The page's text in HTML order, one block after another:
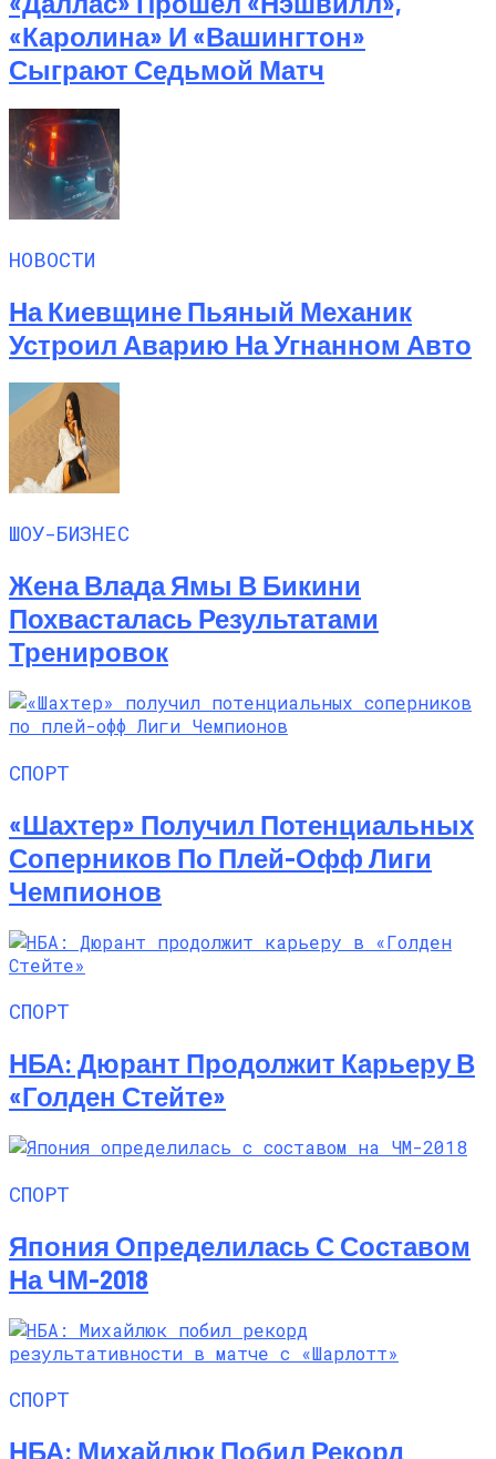
«Каролина» И «Вашингтон»
Сыграют Седьмой Матч
НОВОСТИ
На Киевщине Пьяный Механик
Устроил Аварию На Угнанном Авто
ШОУ-БИЗНЕС
Жена Влада Ямы В Бикини
Похвасталась Результатами
Тренировок
СПОРТ
«Шахтер» Получил Потенциальных
Соперников По Плей-Офф Лиги
Чемпионов
СПОРТ
НБА: Дюрант Продолжит Карьеру В
«Голден Стейте»
СПОРТ
Япония Определилась С Составом
На ЧМ-2018
СПОРТ
НБА: Михайлюк Побил Рекорд